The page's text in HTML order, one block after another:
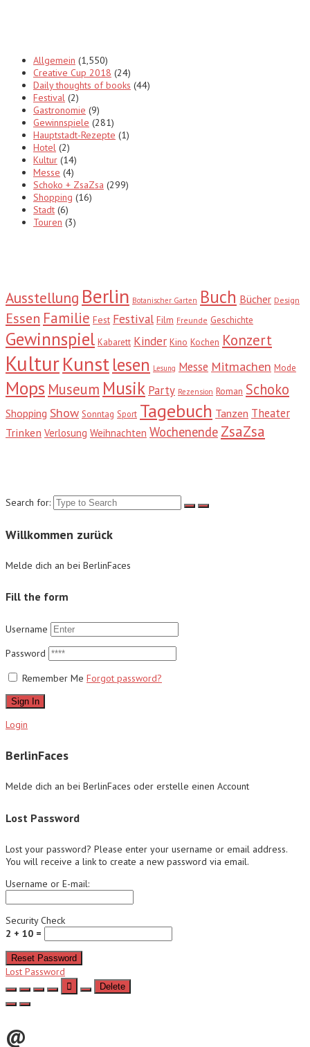
Allgemein (1,550)
Creative Cup 2018 (24)
Daily thoughts of books (44)
Festival (2)
Gastronomie (9)
Gewinnspiele (281)
Hauptstadt-Rezepte (1)
Hotel (2)
Kultur (14)
Messe (4)
Schoko + ZsaZsa (299)
Shopping (16)
Stadt (6)
Touren (3)
Ausstellung Berlin Botanischer Garten Buch Bücher Design
Essen Familie Fest Festival Film Freunde Geschichte
Gewinnspiel Kabarett Kinder Kino Kochen Konzert
KulturKunstlesen Lesung Messe Mitmachen Mode
Mops Museum Musik Party Rezension Roman Schoko
Shopping Show Sonntag Sport Tagebuch Tanzen Theater
Trinken Verlosung Weihnachten Wochenende ZsaZsa
Search for:
Willkommen zurück
Melde dich an bei BerlinFaces
Fill the form
Username
Password
Remember Me Forgot password?
Sign In
Login
BerlinFaces
Melde dich an bei BerlinFaces oder erstelle einen Account
Lost Password
Lost your password? Please enter your username or email address.
You will receive a link to create a new password via email.
Username or E-mail:
Security Check
2 + 10 =
Reset Password
Lost Password
Delete
@